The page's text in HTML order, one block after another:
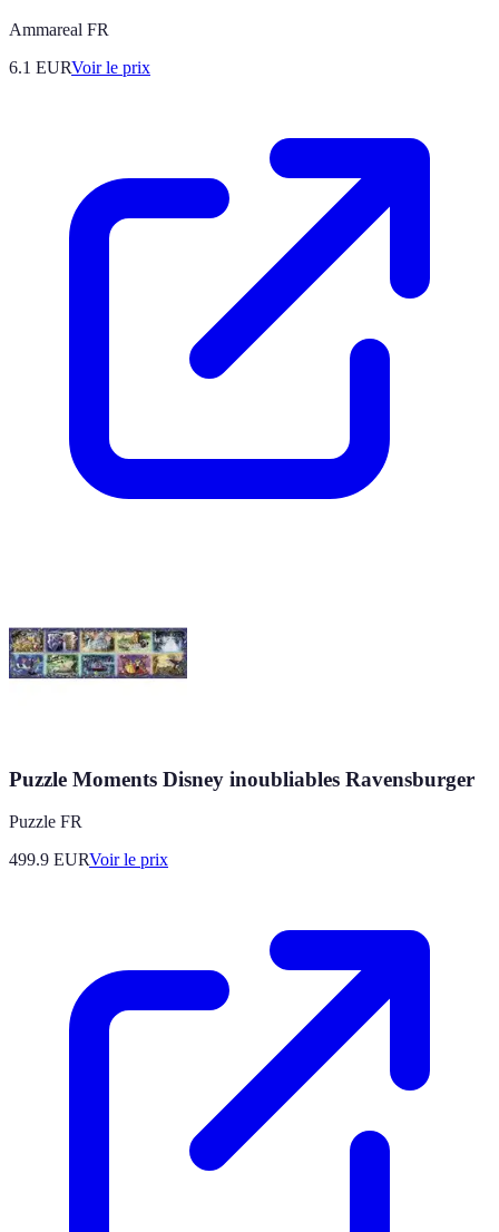
Ammareal FR
6.1 EURVoir le prix
Puzzle Moments Disney inoubliables Ravensburger
Puzzle FR
499.9 EURVoir le prix